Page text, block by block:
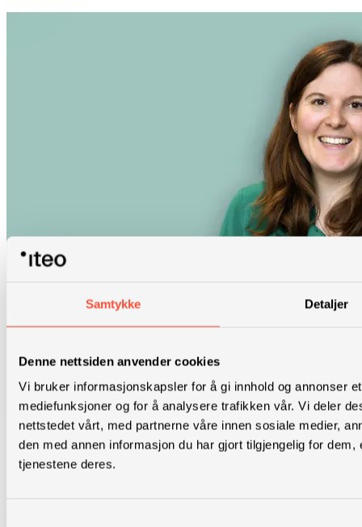
Samtykke Detaljer
Denne nettsiden anvender cookies
Vi bruker informasjonskapsler for å gi innhold og annonser
mediefunksjoner og for å analysere trafikken vår. Vi deler
nettstedet vårt, med partnerne våre innen sosiale medier,
den med annen informasjon du har gjort tilgjengelig for
tjenestene deres.
Martine Cecilie Vik
Rådgiver